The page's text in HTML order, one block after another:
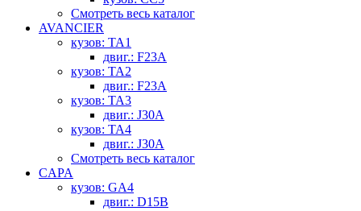
Смотреть весь каталог
AVANCIER
кузов: TA1
двиг.: F23A
кузов: TA2
двиг.: F23A
кузов: TA3
двиг.: J30A
кузов: TA4
двиг.: J30A
Смотреть весь каталог
CAPA
кузов: GA4
двиг.: D15B